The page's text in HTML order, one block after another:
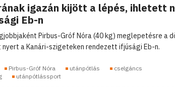
igazán kijött a lépés, ihletett
Eb-n
Pirbus-Gróf Nóra (40 kg) meglepetésre a
a Kanári-szigeteken rendezett ifjúsági Eb-n.
Pirbus-Gróf Nóra utánpótlás
cselgáncs
utánpótlássport